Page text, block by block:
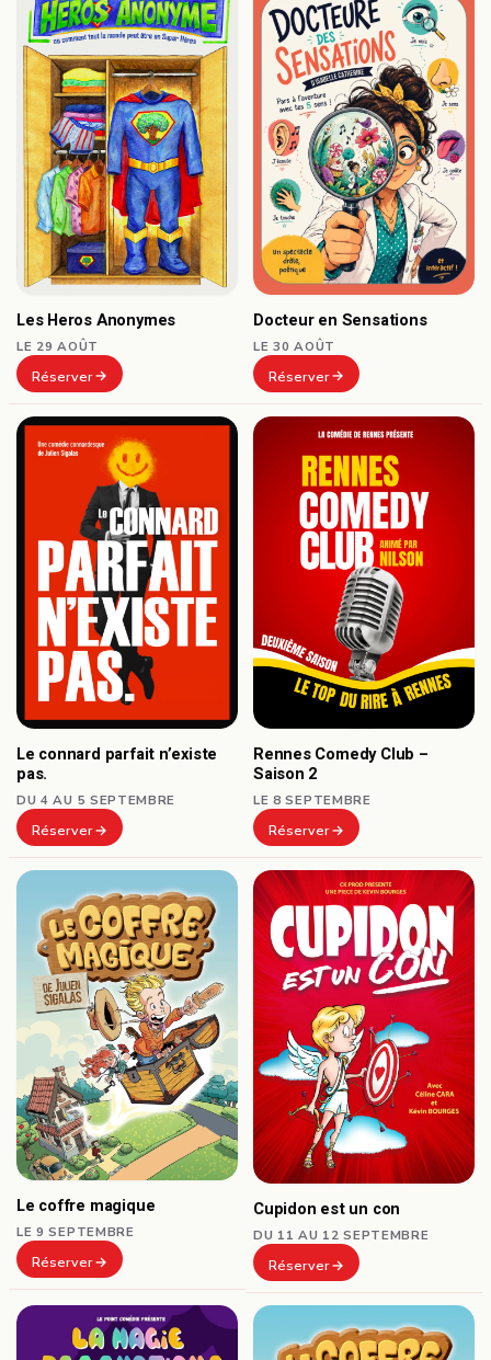
Les Heros Anonymes
LE 29 AOÛT
Réserver
Docteur en Sensations
LE 30 AOÛT
Réserver
Le connard parfait n’existe
pas.
DU 4 AU 5 SEPTEMBRE
Réserver
Rennes Comedy Club –
Saison 2
LE 8 SEPTEMBRE
Réserver
Le coffre magique
LE 9 SEPTEMBRE
Réserver
Cupidon est un con
DU 11 AU 12 SEPTEMBRE
Réserver